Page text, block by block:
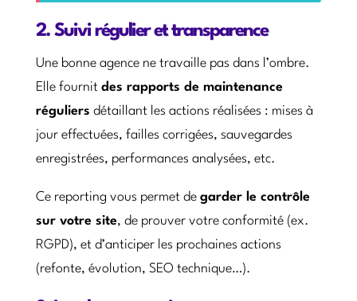
2. Suivi régulier et transparence
Une bonne agence ne travaille pas dans l’ombre.
Elle fournit des rapports de maintenance
réguliers détaillant les actions réalisées : mises à
jour effectuées, failles corrigées, sauvegardes
enregistrées, performances analysées, etc.
Ce reporting vous permet de garder le contrôle
sur votre site, de prouver votre conformité (ex.
RGPD), et d’anticiper les prochaines actions
(refonte, évolution, SEO technique…).